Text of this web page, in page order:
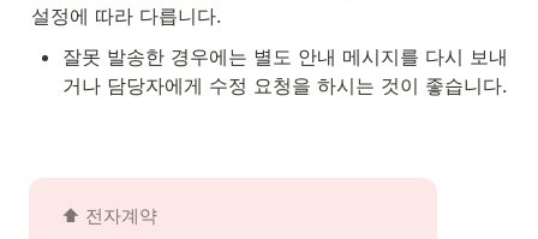
설정에 따라 다릅니다.
잘못 발송한 경우에는 별도 안내 메시지를 다시 보내
거나 담당자에게 수정 요청을 하시는 것이 좋습니다.
⬆️ 전자계약